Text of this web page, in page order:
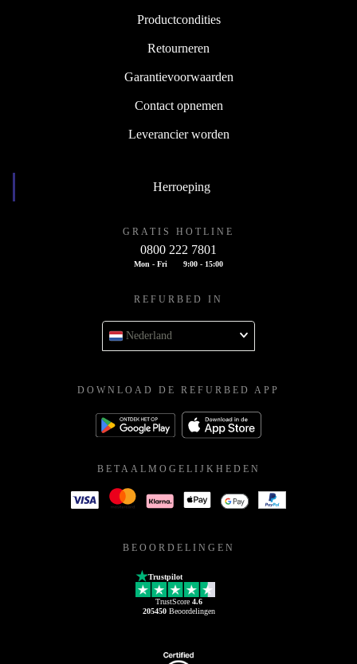
Productcondities
Retourneren
Garantievoorwaarden
Contact opnemen
Leverancier worden
Herroeping
GRATIS HOTLINE
0800 222 7801
Mon - Fri 9:00 - 15:00
REFURBED IN
Nederland
DOWNLOAD DE REFURBED APP
BETAALMOGELIJKHEDEN
BEOORDELINGEN
Trustpilot
TrustScore 4.6
205450Beoordelingen